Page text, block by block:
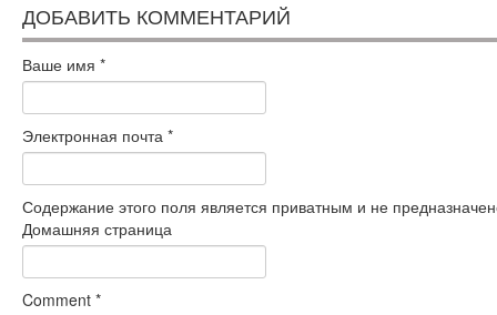
ДОБАВИТЬ КОММЕНТАРИЙ
Ваше имя *
Электронная почта *
Содержание этого поля является приватным и не
Домашняя страница
Comment *